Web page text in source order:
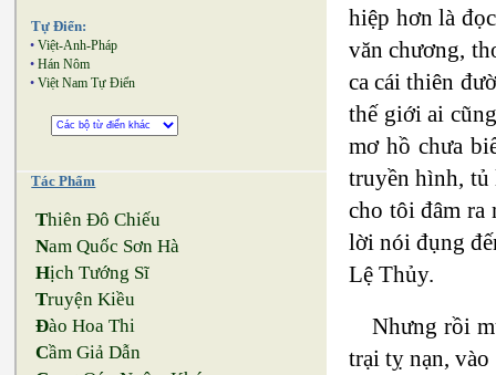
Tự Điển:
• Việt-Anh-Pháp
• Hán Nôm
• Việt Nam Tự Điển
Tác Phẩm
Thiên Đô Chiếu
Nam Quốc Sơn Hà
Hịch Tướng Sĩ
Truyện Kiều
Đào Hoa Thi
Cầm Giả Dẫn
hiệp hơn là
văn chương,
ca cái thiên
thế giới ai
mơ hồ chưa
truyền hình, tủ
cho tôi đâm ra
lời nói đụng
Lệ Thủy.
Nhưng rồi
trại tỵ nạn,